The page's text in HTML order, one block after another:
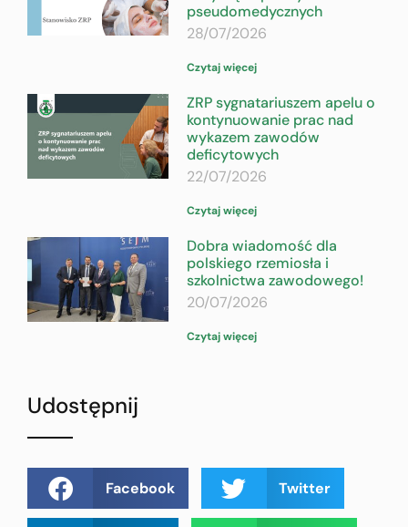
pseudomedycznych
28/07/2026
Czytaj więcej
ZRP sygnatariuszem apelu o
kontynuowanie prac nad
wykazem zawodów
deficytowych
22/07/2026
Czytaj więcej
Dobra wiadomość dla
polskiego rzemiosła i
szkolnictwa zawodowego!
20/07/2026
Czytaj więcej
Udostępnij
Facebook Twitter